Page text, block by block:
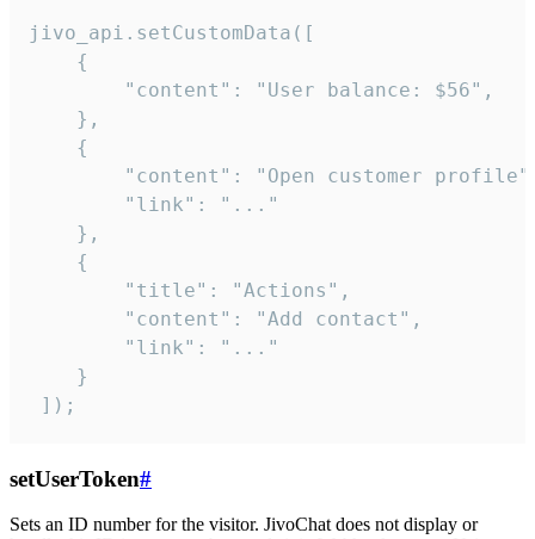
jivo_api.setCustomData([
    {
        "content": "User balance: $56",
    },
    {
"content": "Open customer
        "link": "..."
    },
    {
        "title": "Actions",
        "content": "Add contact",
        "link": "..."
    }
]);
setUserToken#
Sets an ID number for the visitor. JivoChat does not display or